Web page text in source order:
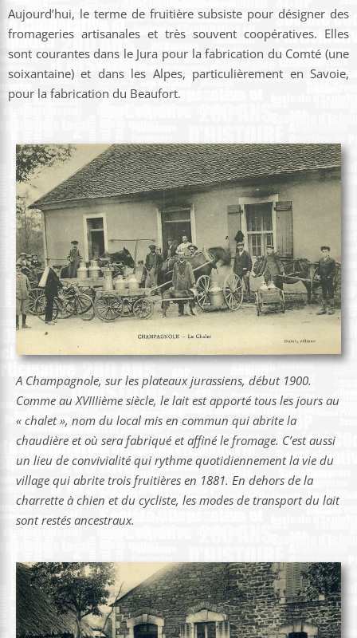
Aujourd’hui, le terme de fruitière subsiste pour désigner des
fromageries artisanales et très souvent coopératives. Elles
sont courantes dans le Jura pour la fabrication du Comté (une
soixantaine) et dans les Alpes, particulièrement en Savoie,
pour la fabrication du Beaufort.
A Champagnole, sur les plateaux jurassiens, début 1900.
Comme au XVIIIième siècle, le lait est apporté tous les jours au
« chalet », nom du local mis en commun qui abrite la
chaudière et où sera fabriqué et affiné le fromage. C’est aussi
un lieu de convivialité qui rythme quotidiennement la vie du
village qui abrite trois fruitières en 1881. En dehors de la
charrette à chien et du cycliste, les modes de transport du lait
sont restés ancestraux.